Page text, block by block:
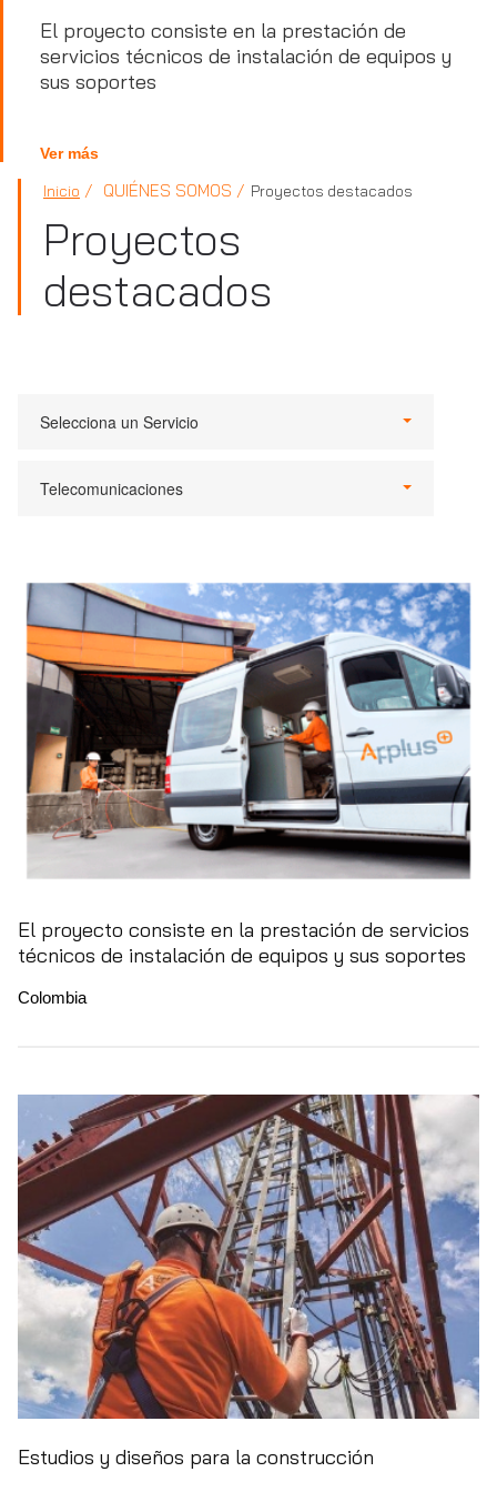
El proyecto consiste en la prestación de
servicios técnicos de instalación de equipos y
sus soportes
Ver más
Inicio QUIÉNES SOMOS Proyectos destacados
Proyectos
destacados
Selecciona un Servicio
Telecomunicaciones
El proyecto consiste en la prestación de servicios
técnicos de instalación de equipos y sus soportes
Colombia
Estudios y diseños para la construcción